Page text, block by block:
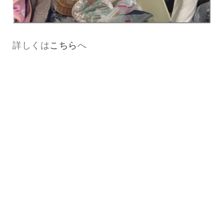
詳しくはこちらへ